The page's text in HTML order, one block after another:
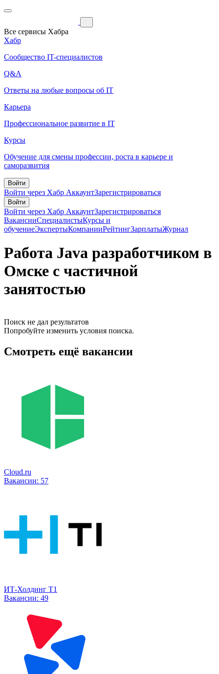
Все сервисы Хабра
Хабр
Сообщество IT-специалистов
Q&A
Ответы на любые вопросы об IT
Карьера
Профессиональное развитие в IT
Курсы
Обучение для смены профессии, роста в карьере и
саморазвития
Войти
Войти через Хабр АккаунтЗарегистрироваться
Войти
Войти через Хабр АккаунтЗарегистрироваться
ВакансииСпециалистыКурсы и
обучениеЭкспертыКомпанииРейтингЗарплатыЖурнал
Работа Java разработчиком в
Омске с частичной
занятостью
Поиск не дал результатов
Попробуйте изменить условия поиска.
Смотреть ещё вакансии
Cloud.ru
Вакансии: 57
ИТ-Холдинг Т1
Вакансии: 49